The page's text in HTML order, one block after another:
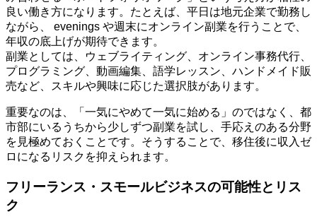
良い働き方になります。たとえば、平日は地元企業で勤務し
ながら、 evenings や週末にオンライン副業を行うことで、
年収の底上げが期待できます。
副業としては、ウェブライティング、オンライン事務代行、
プログラミング、動画編集、語学レッスン、ハンドメイド販
売など、スキルや興味に応じた選択肢があります。
重要なのは、「一気にやめて一気に始める」のではなく、都
市部にいるうちから少しずつ副業を試し、手応えのある分野
を見極めておくことです。そうすることで、移住後に収入ゼ
ロになるリスクを抑えられます。
フリーランス・スモールビジネスの可能性とリス
ク